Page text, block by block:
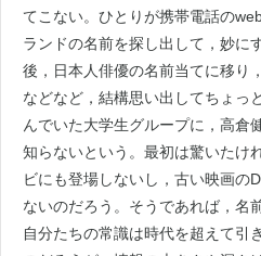
てこない。ひとりが携帯電話の
ランドの名前を探し出して，妙に
後，日本人俳優の名前当てに移り
などなど，結構思い出してちょっ
んでいた大学生グループに，高倉
知らないという。最初は驚いたけ
ビにも登場しないし，古い映画の
ないのだろう。そうであれば，名
自分たちの常識は時代を超えて引